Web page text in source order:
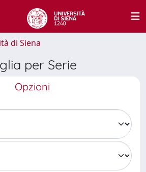
di Siena
per Serie
Opzioni